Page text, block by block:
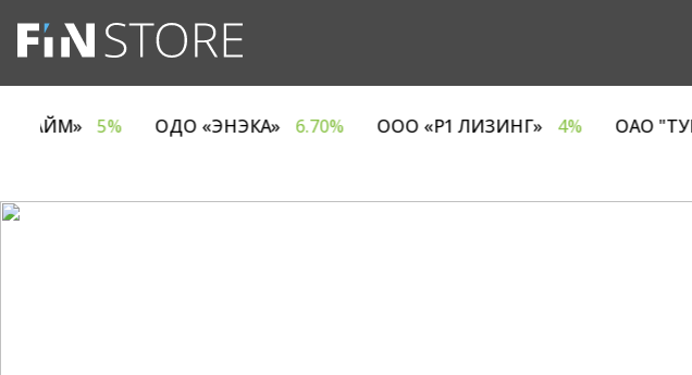
ЕВРОТАЙМ» 5% ОДО «ЭНЭКА» 6.70% ООО «Р1 ЛИЗИНГ» 4%